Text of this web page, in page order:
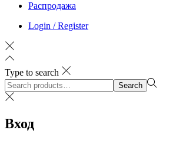
Распродажа
Login / Register
Type to search
Search
for:>
Search
Вход